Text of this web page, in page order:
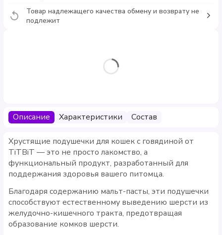
Товар надлежащего качества обмену и возврату не
подлежит
Описание Характеристики Состав
Хрустящие подушечки для кошек с говядиной от
TiTBiT — это не просто лакомство, а
функциональный продукт, разработанный для
поддержания здоровья вашего питомца.
Благодаря содержанию мальт-пасты, эти подушечки
способствуют естественному выведению шерсти из
желудочно-кишечного тракта, предотвращая
образование комков шерсти.